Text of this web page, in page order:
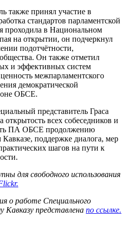
также принял участие в
стандартов парламентской
проходила в Национальном
на открытии, он подчеркнул
подотчётности,
Он также отметил
и эффективных систем
межпарламентского
демократической
ОБСЕ.
представитель Граса
открытость всех собеседников и
ПА ОБСЕ продолжению
поддержке диалога, мер
шагов на пути к
для свободного использования
о работе Специального
представлена по ссылке.